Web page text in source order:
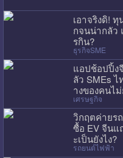
เอาจริงดิ!
กจนน่ากลัว
รกิน?
ธุรกิจSME
แอปช้อปปิ้ง
ลัว SMEs
างของคนไ
เศรษฐกิจ
วิกฤตค่ายร
ซื้อ EV จีน
ะเป็นยังไง?
รถยนต์ไฟฟ้า